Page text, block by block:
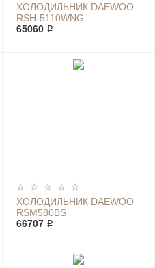
ХОЛОДИЛЬНИК DAEWOO
RSH-5110WNG
65060 ₽
ХОЛОДИЛЬНИК DAEWOO
RSM580BS
66707 ₽